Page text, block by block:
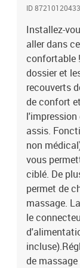
cmProfondeur du
sol : 57
massage par
c.c.Courant
kgL'assemblage
ID
Installez-
aller dans
confortable
dossier et
recouverts
de confort
l'impression
assis.
non
vous
ciblé. De
permet de
massage.
le
de